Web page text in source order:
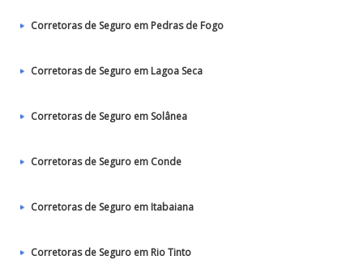
Corretoras de Seguro em Pedras de Fogo
Corretoras de Seguro em Lagoa Seca
Corretoras de Seguro em Solânea
Corretoras de Seguro em Conde
Corretoras de Seguro em Itabaiana
Corretoras de Seguro em Rio Tinto